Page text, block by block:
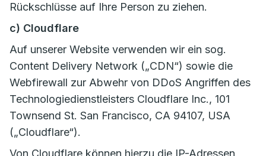
Rückschlüsse auf Ihre Person zu ziehen.
c) Cloudflare
Auf unserer Website verwenden wir ein sog.
Content Delivery Network („CDN“) sowie die
Webfirewall zur Abwehr von DDoS Angriffen des
Technologiedienstleisters Cloudflare Inc., 101
Townsend St. San Francisco, CA 94107, USA
(„Cloudflare“).
Von Cloudflare können hierzu die IP-Adressen,